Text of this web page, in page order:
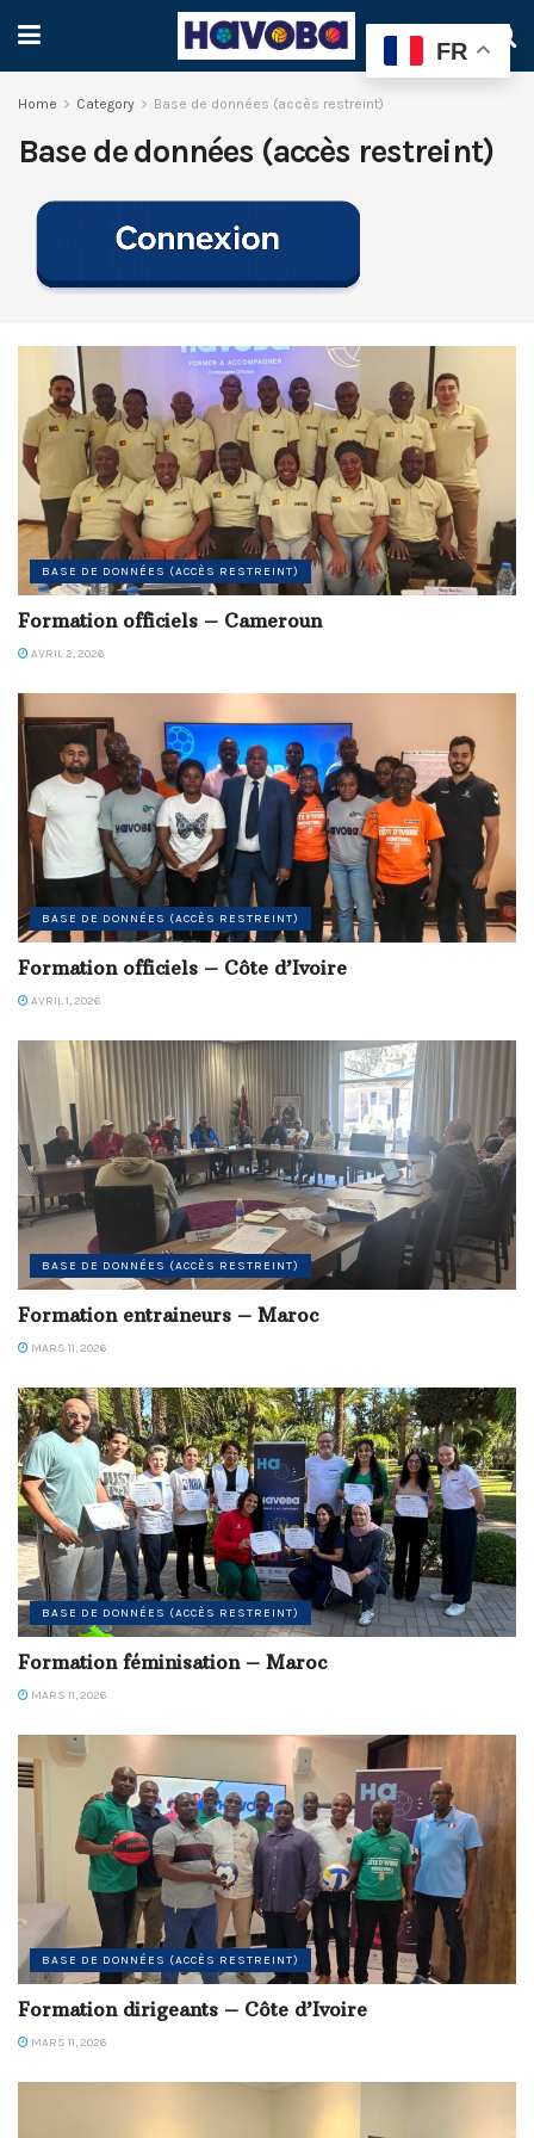
Home Category Base de données (accès restreint)
Base de données (accès restreint)
BASE DE DONNÉES (ACCÈS RESTREINT)
Formation officiels – Cameroun
AVRIL 2, 2026
BASE DE DONNÉES (ACCÈS RESTREINT)
Formation officiels – Côte d’Ivoire
AVRIL 1, 2026
BASE DE DONNÉES (ACCÈS RESTREINT)
Formation entraineurs – Maroc
MARS 11, 2026
BASE DE DONNÉES (ACCÈS RESTREINT)
Formation féminisation – Maroc
MARS 11, 2026
BASE DE DONNÉES (ACCÈS RESTREINT)
Formation dirigeants – Côte d’Ivoire
MARS 11, 2026
FR